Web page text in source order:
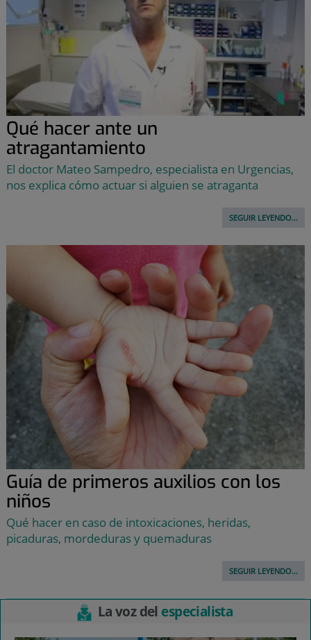
Qué hacer ante un
atragantamiento
El doctor Mateo Sampedro, especialista en Urgencias,
nos explica cómo actuar si alguien se atraganta
SEGUIR LEYENDO...
Guía de primeros auxilios con los
niños
Qué hacer en caso de intoxicaciones, heridas,
picaduras, mordeduras y quemaduras
SEGUIR LEYENDO...
La voz del especialista